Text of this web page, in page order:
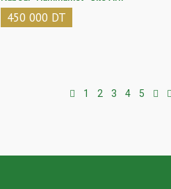
450 000 DT
1 2 3 4 5